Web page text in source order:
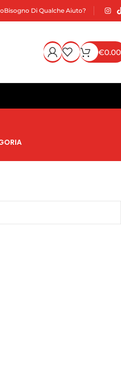
Bisogno Di Qualche Aiuto?
€0.00